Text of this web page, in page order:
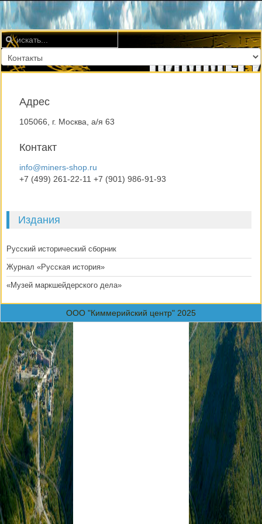
Адрес
105066, г. Москва, а/я 63
Контакт
info@miners-shop.ru
+7 (499) 261-22-11 +7 (901) 986-91-93
Издания
Русский исторический сборник
Журнал «Русская история»
«Музей маркшейдерского дела»
ООО "Киммерийский центр" 2025